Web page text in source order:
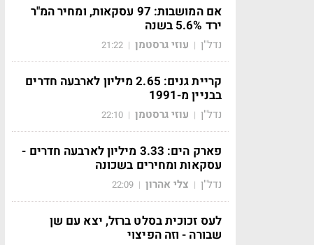
אם המושבות: 97 עסקאות, ומחיר המ"ר
ירד 5.6% בשנה
נדל"ן | עוזי גרסטמן |
21:22
קריית גנים: 2.65 מיליון לארבעה חדרים
בבניין מ-1991
נדל"ן | עוזי גרסטמן |
22:10
פארק הים: 3.33 מיליון לארבעה חדרים -
עסקאות ומחירים בשכונה
נדל"ן | צלי אהרון |
22:09
לעס זכוכית בסלט ברזל, יצא עם שן
שבורה - וזה הפיצוי